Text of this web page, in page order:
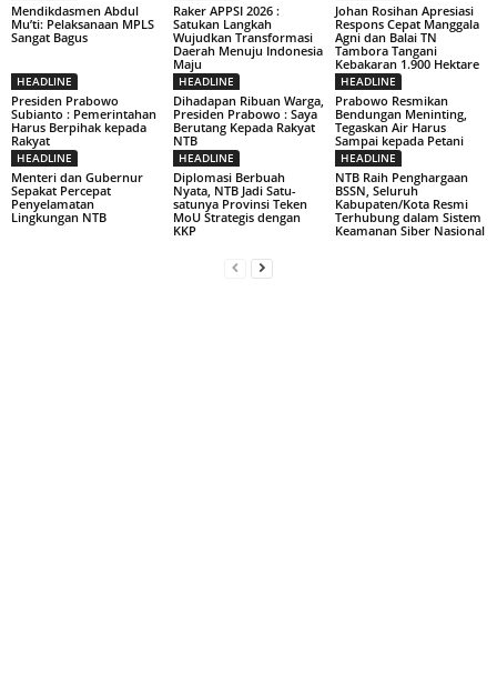
Mendikdasmen Abdul
Mu’ti: Pelaksanaan MPLS
Sangat Bagus
Raker APPSI 2026 :
Satukan Langkah
Wujudkan Transformasi
Daerah Menuju Indonesia
Maju
Johan Rosihan Apresiasi
Respons Cepat Manggala
Agni dan Balai TN
Tambora Tangani
Kebakaran 1.900 Hektare
HEADLINE
Presiden Prabowo
Subianto : Pemerintahan
Harus Berpihak kepada
Rakyat
HEADLINE
Dihadapan Ribuan Warga,
Presiden Prabowo : Saya
Berutang Kepada Rakyat
NTB
HEADLINE
Prabowo Resmikan
Bendungan Meninting,
Tegaskan Air Harus
Sampai kepada Petani
HEADLINE
Menteri dan Gubernur
Sepakat Percepat
Penyelamatan
Lingkungan NTB
HEADLINE
Diplomasi Berbuah
Nyata, NTB Jadi Satu-
satunya Provinsi Teken
MoU Strategis dengan
KKP
HEADLINE
NTB Raih Penghargaan
BSSN, Seluruh
Kabupaten/Kota Resmi
Terhubung dalam Sistem
Keamanan Siber Nasional